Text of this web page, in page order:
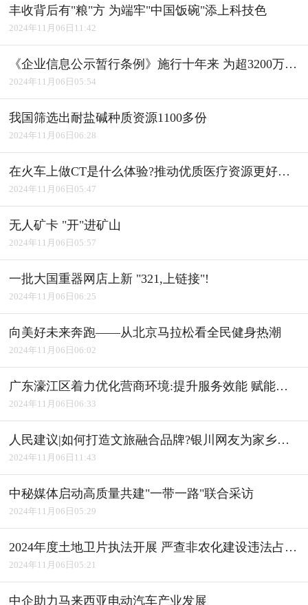
丰收背后有"粮"方 为端牢"中国饭碗"添上科技色
2024年11月06日11:42
《企业信息公示暂行条例》施行十年来 为超3200万户经营主体修复信用
2024年11月06日05:54
我国筛选出耐盐碱种质资源1100多份
2024年11月06日06:28
在火车上做CT是什么体验?推动优质医疗资源更好惠及基层
2024年11月06日05:47
无人矿卡 "开"进矿山
2024年11月06日05:57
一批大国重器网店上新 "321,上链接"!
2024年11月06日06:25
向美好未来奔跑――从北京马拉松看全民健身热潮
2024年11月06日06:02
广东濠江区着力优化营商环境:提升服务效能 赋能产业发展
2024年11月06日06:33
人民建议|如何打造文旅融合品牌?银川网友为家乡建言获积极回应
2024年11月06日11:43
中秘媒体启动高质量共建"一带一路"联合采访
2024年11月06日05:29
2024年度土地卫片执法开展 严查非农化建设违法占用耕地
2024年11月06日05:21
中企助力马来西亚电动汽车产业发展